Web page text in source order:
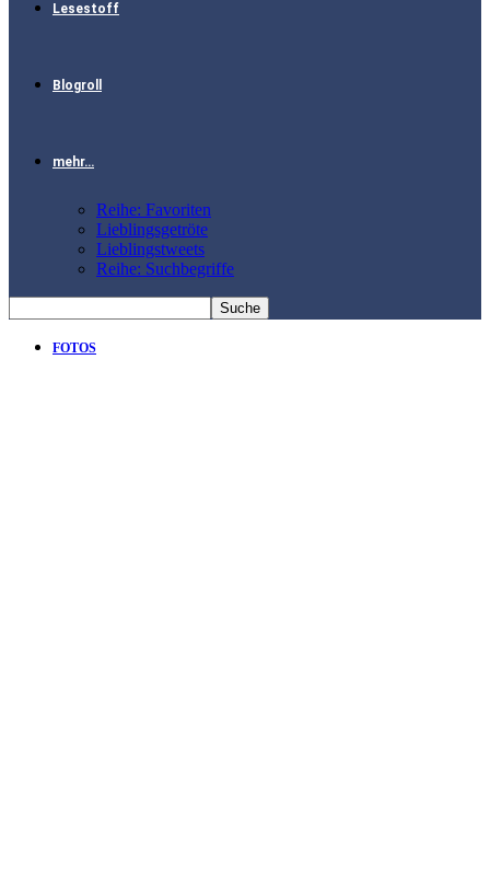
Lesestoff
Blogroll
mehr…
Reihe: Favoriten
Lieblingsgetröte
Lieblingstweets
Reihe: Suchbegriffe
FOTOS